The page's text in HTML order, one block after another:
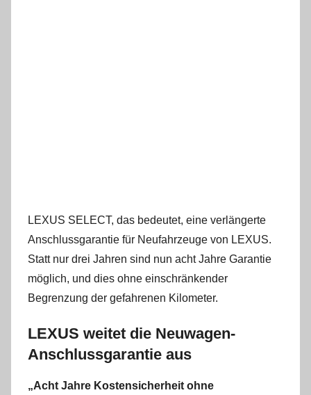
LEXUS SELECT, das bedeutet, eine verlängerte
Anschlussgarantie für Neufahrzeuge von LEXUS.
Statt nur drei Jahren sind nun acht Jahre Garantie
möglich, und dies ohne einschränkender
Begrenzung der gefahrenen Kilometer.
LEXUS weitet die Neuwagen-
Anschlussgarantie aus
„Acht Jahre Kostensicherheit ohne